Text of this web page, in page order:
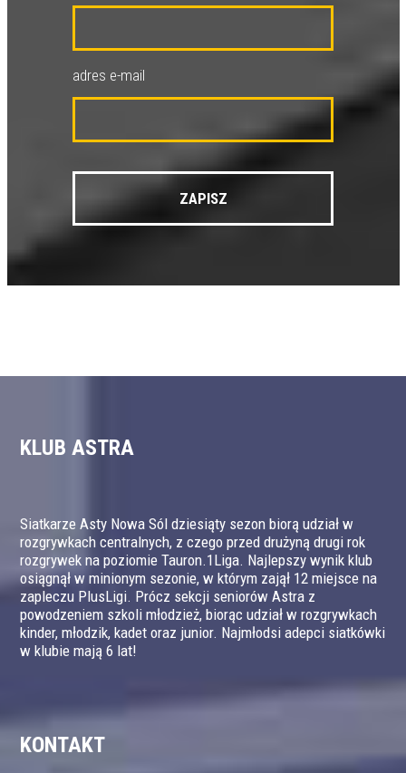
adres e-mail
KLUB ASTRA
Siatkarze Asty Nowa Sól dziesiąty sezon biorą udział w
rozgrywkach centralnych, z czego przed drużyną drugi rok
rozgrywek na poziomie Tauron.1Liga. Najlepszy wynik klub
osiągnął w minionym sezonie, w którym zajął 12 miejsce na
zapleczu PlusLigi. Prócz sekcji seniorów Astra z
powodzeniem szkoli młodzież, biorąc udział w rozgrywkach
kinder, młodzik, kadet oraz junior. Najmłodsi adepci siatkówki
w klubie mają 6 lat!
KONTAKT